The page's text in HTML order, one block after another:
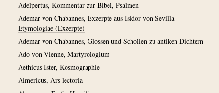
Adelpertus, Kommentar zur Bibel, Psalmen
Ademar von Chabannes, Exzerpte aus Isidor von Sevilla,
Etymologiae (Exzerpte)
Ademar von Chabannes, Glossen und Scholien zu antiken Dichtern
Ado von Vienne, Martyrologium
Aethicus Ister, Kosmographie
Aimericus, Ars lectoria